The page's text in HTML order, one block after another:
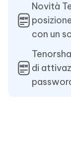
Novità
con un
di